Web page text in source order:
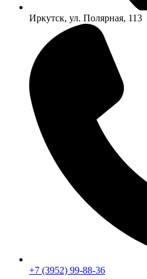
Иркутск, ул. Полярная, 113
+7 (3952) 99-88-36